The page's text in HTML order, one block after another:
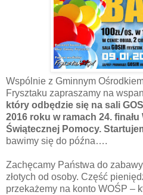
Wspólnie z Gminnym
Frysztaku zapraszamy na
który odbędzie się na sali
2016 roku w ramach 24.
Świątecznej Pomocy.
bawimy się do późna….
Zachęcamy Państwa do
złotych od osoby. Część
przekażemy na konto WOŚP –